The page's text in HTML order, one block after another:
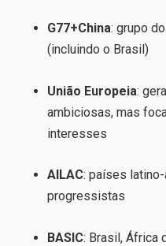
G77+China: grupo
(incluindo o Brasil)
União Europeia:
ambiciosas, mas
interesses
AILAC: países
progressistas
BASIC: Brasil, África